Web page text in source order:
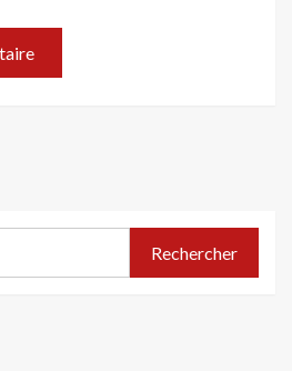
Rechercher